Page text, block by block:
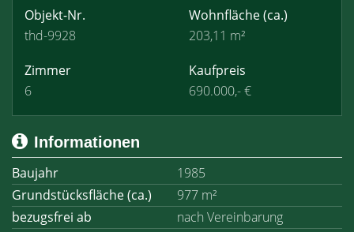
Objekt-Nr.
thd-9928
Wohnfläche(ca.)
203,11 m²
Zimmer
6
Kaufpreis
690.000,- €
Informationen
Baujahr
1985
Grundstücksfläche (ca.)
977 m²
bezugsfrei ab
nach Vereinbarung